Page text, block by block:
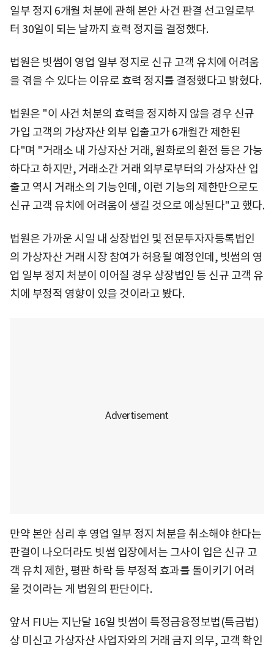
일부 정지 6개월 처분에 관해 본안 사건 판결 선고일로부
터 30일이 되는 날까지 효력 정지를 결정했다.
법원은 빗썸이 영업 일부 정지로 신규 고객 유치에 어려움
을 겪을 수 있다는 이유로 효력 정지를 결정했다고 밝혔다.
법원은 "이 사건 처분의 효력을 정지하지 않을 경우 신규
가입 고객의 가상자산 외부 입출고가 6개월간 제한된
다"며 "거래소 내 가상자산 거래, 원화로의 환전 등은 가능
하다고 하지만, 거래소간 거래 외부로부터의 가상자산 입
출고 역시 거래소의 기능인데, 이런 기능의 제한만으로도
신규 고객 유치에 어려움이 생길 것으로 예상된다"고 했다.
법원은 가까운 시일 내 상장법인 및 전문투자자등록법인
의 가상자산 거래 시장 참여가 허용될 예정인데, 빗썸의 영
업 일부 정지 처분이 이어질 경우 상장법인 등 신규 고객 유
치에 부정적 영향이 있을 것이라고 봤다.
만약 본안 심리 후 영업 일부 정지 처분을 취소해야 한다는
판결이 나오더라도 빗썸 입장에서는 그사이 입은 신규 고
객 유치 제한, 평판 하락 등 부정적 효과를 돌이키기 어려
울 것이라는 게 법원의 판단이다.
앞서 FIU는 지난달 16일 빗썸이 특정금융정보법(특금법)
상 미신고 가상자산 사업자와의 거래 금지 의무, 고객 확인